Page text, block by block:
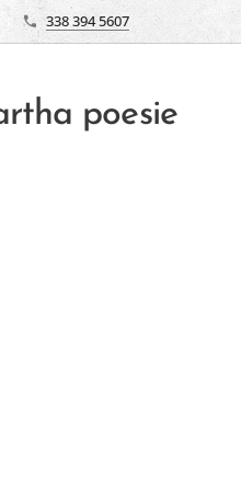
338 394 5607
poesie